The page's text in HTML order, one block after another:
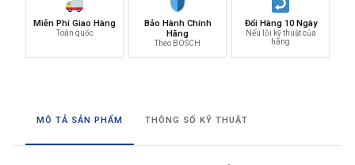
Miễn Phí Giao Hàng
Toàn quốc
Bảo Hành Chính
Hãng
Theo BOSCH
Đổi Hàng 10 Ngày
Nếu lỗi kỹ thuật của
hãng
MÔ TẢ SẢN PHẨM THÔNG SỐ KỸ THUẬT